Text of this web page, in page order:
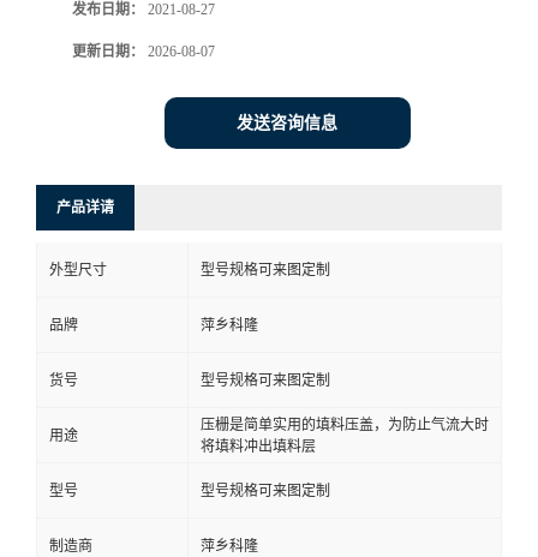
方
发布日期： 2021-08-27
更新日期： 2026-08-07
发送咨询信息
产品详请
外型尺寸 型号规格可来图定制
品牌 萍乡科隆
货号 型号规格可来图定制
用途
压栅是简单实用的填料压盖，为防止气流大时
将填料冲出填料层
型号 型号规格可来图定制
制造商 萍乡科隆